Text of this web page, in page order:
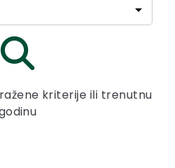
kriterije ili trenutnu